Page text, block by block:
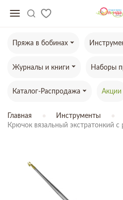
Пряжа в бобинах
Журналы и книги Наборы
Каталог-Распродажа Акции
Главная Инструменты
Крючок вязальный экстратонкий
ТОВАР ОТСУТСТВУЕТ